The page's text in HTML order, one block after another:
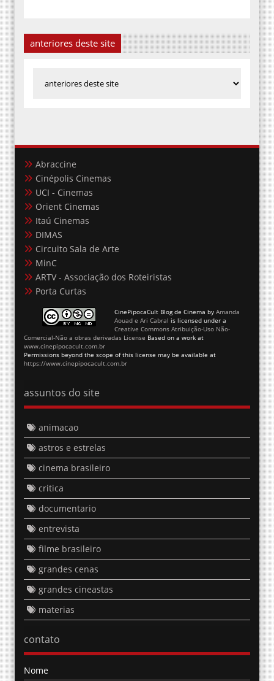
anteriores deste site
Abraccine
Cinépolis Cinemas
UCI - Cinemas
Orient Cinemas
Itaú Cinemas
DIMAS
Circuito Sala de Arte
MinC
ARTV - Associação dos Roteiristas
Porta Curtas
CinePipocaCult Blog de Cinema by Amanda
Aouad e Ari Cabral is licensed under a
Creative Commons Atribuição-Uso Não-
Comercial-Não a obras derivadas License Based on a work at
www.cinepipocacult.com.br
Permissions beyond the scope of this license may be available at
https://www.cinepipocacult.com.br
assuntos do site
animacao
astros e estrelas
cinema brasileiro
critica
documentario
entrevista
filme brasileiro
grandes cenas
grandes cineastas
materias
contato
Nome